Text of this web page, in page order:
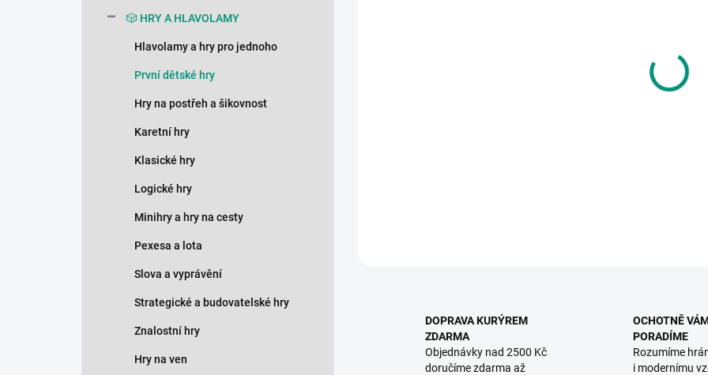
🎲 HRY A HLAVOLAMY
Hlavolamy a hry pro jednoho
První dětské hry
Hry na postřeh a šikovnost
Karetní hry
Klasické hry
Logické hry
Minihry a hry na cesty
Pexesa a lota
Slova a vyprávění
Strategické a budovatelské hry
Znalostní hry
Hry na ven
3 let
DOPRAVA KURÝREM
ZDARMA
Objednávky nad 2500 Kč
doručíme zdarma až
OCHOTNĚ
PORADÍME
Rozumíme
i modernímu